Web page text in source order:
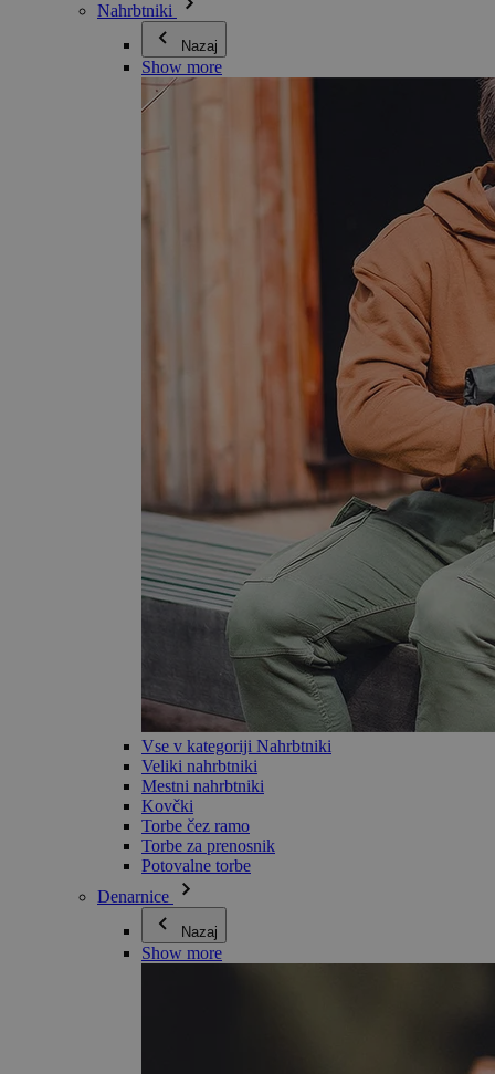
Nahrbtniki
Nazaj
Show more
Vse v kategoriji Nahrbtniki
Veliki nahrbtniki
Mestni nahrbtniki
Kovčki
Torbe čez ramo
Torbe za prenosnik
Potovalne torbe
Denarnice
Nazaj
Show more